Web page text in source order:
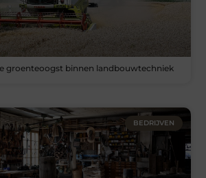
groenteoogst binnen landbouwtechniek
BEDRIJVEN